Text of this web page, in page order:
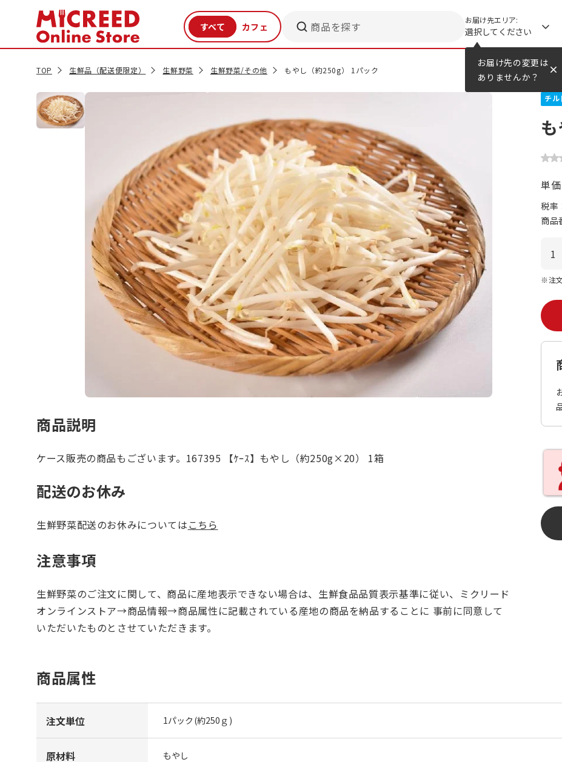
お届け先の変更は
ありませんか？
商品を探す お届け先エリア:
選択してください
TOP 生鮮品（配送便限定） 生鮮野菜 生鮮野菜/その他 もやし（約250g） 1パック
チル
単
税率
商品
※注
商品説明
ケース販売の商品もございます。167395 【ｹｰｽ】もやし（約250g×20） 1箱
配送のお休み
生鮮野菜配送のお休みについては こちら
注意事項
生鮮野菜のご注文に関して、商品に産地表示できない場合は、生鮮食品品質表示基準に従い、ミクリード
オンラインストア→商品情報→商品属性に記載されている産地の商品を納品することに 事前に同意して
いただいたものとさせていただきます。
商品属性
注文単位 1パック(約250ｇ)
原材料 もやし